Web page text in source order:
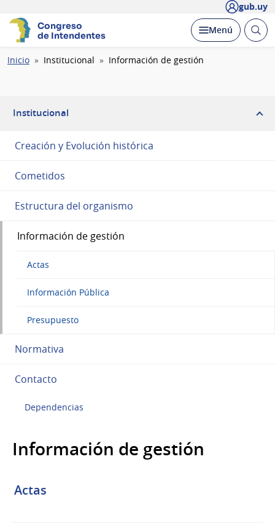
gub.uy
Congreso
de Intendentes
Desplegar
Menú Abrir
Ruta
Inicio Institucional Información de gestión
Institucional
Creación y Evolución histórica
Cometidos
Estructura del organismo
Información de gestión
Actas
Información Pública
Presupuesto
Normativa
Contacto
Dependencias
Información de gestión
Actas